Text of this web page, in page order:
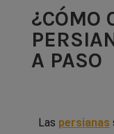
¿CÓMO
A PASO
Las persianas